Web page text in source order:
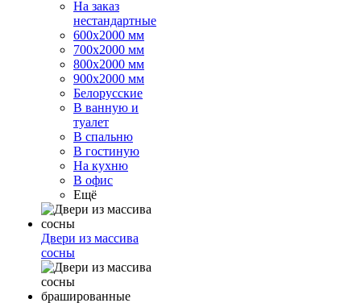
На заказ
нестандартные
600х2000 мм
700х2000 мм
800х2000 мм
900х2000 мм
Белорусские
В ванную и
туалет
В спальню
В гостиную
На кухню
В офис
Ещё
Двери из массива
сосны